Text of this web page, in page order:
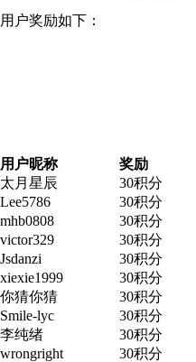
用户奖励如下：
用户昵称
奖励
太月星辰
30积分
Lee5786
30积分
mhb0808
30积分
victor329
30积分
Jsdanzi
30积分
xiexie1999
30积分
你猜你猜
30积分
Smile-lyc
30积分
李纯绪
30积分
wrongright
30积分